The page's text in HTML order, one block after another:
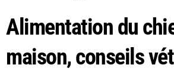
Alimentation du
maison, conseils